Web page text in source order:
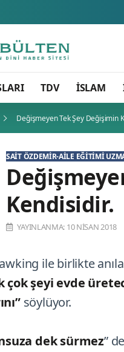
TDV İSLAM
Değişmeyen Tek Şey Değişimin
SAIT ÖZDEMIR-AILE EĞITIMI
Kendisidir.
YAYINLANMA: 10 NISAN 2018
ile birlikte
çok şeyi evde
söylüyor.
dek sürmez”